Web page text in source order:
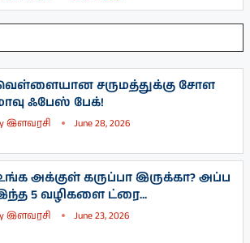
சருமத்துக்கு சோள
ஃபேஸ் பேக்!
இளவரசி June 28, 2026
அக்குள் கருப்பா இருக்கா? அப்ப
5 வழிகளை ட்ரை...
இளவரசி June 23, 2026